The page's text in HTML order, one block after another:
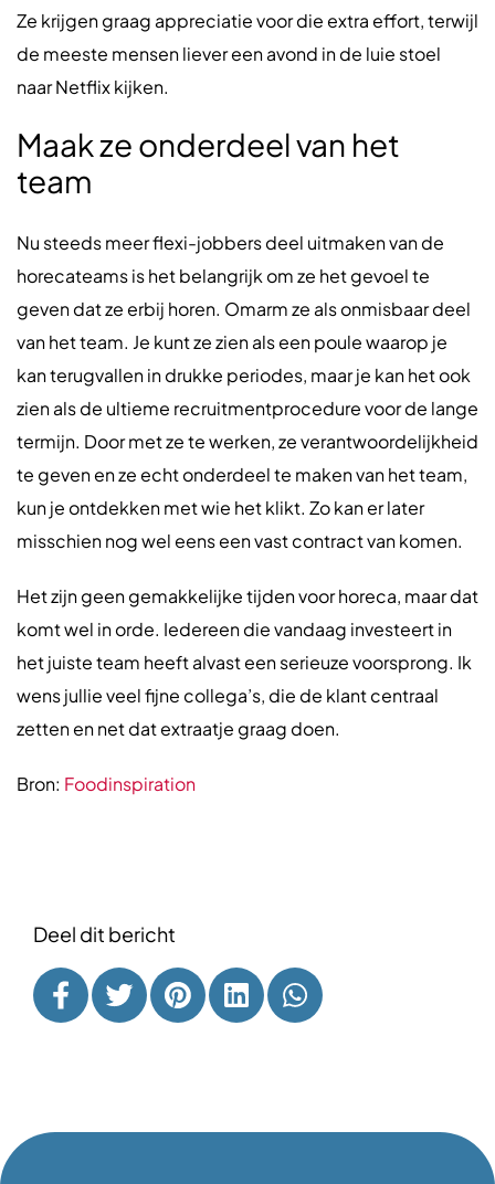
Ze krijgen graag appreciatie voor die extra effort, terwijl
de meeste mensen liever een avond in de luie stoel
naar Netflix kijken.
Maak ze onderdeel van het
team
Nu steeds meer flexi-jobbers deel uitmaken van de
horecateams is het belangrijk om ze het gevoel te
geven dat ze erbij horen. Omarm ze als onmisbaar deel
van het team. Je kunt ze zien als een poule waarop je
kan terugvallen in drukke periodes, maar je kan het ook
zien als de ultieme recruitmentprocedure voor de lange
termijn. Door met ze te werken, ze verantwoordelijkheid
te geven en ze echt onderdeel te maken van het team,
kun je ontdekken met wie het klikt. Zo kan er later
misschien nog wel eens een vast contract van komen.
Het zijn geen gemakkelijke tijden voor horeca, maar dat
komt wel in orde. Iedereen die vandaag investeert in
het juiste team heeft alvast een serieuze voorsprong. Ik
wens jullie veel fijne collega’s, die de klant centraal
zetten en net dat extraatje graag doen.
Bron: Foodinspiration
Deel dit bericht